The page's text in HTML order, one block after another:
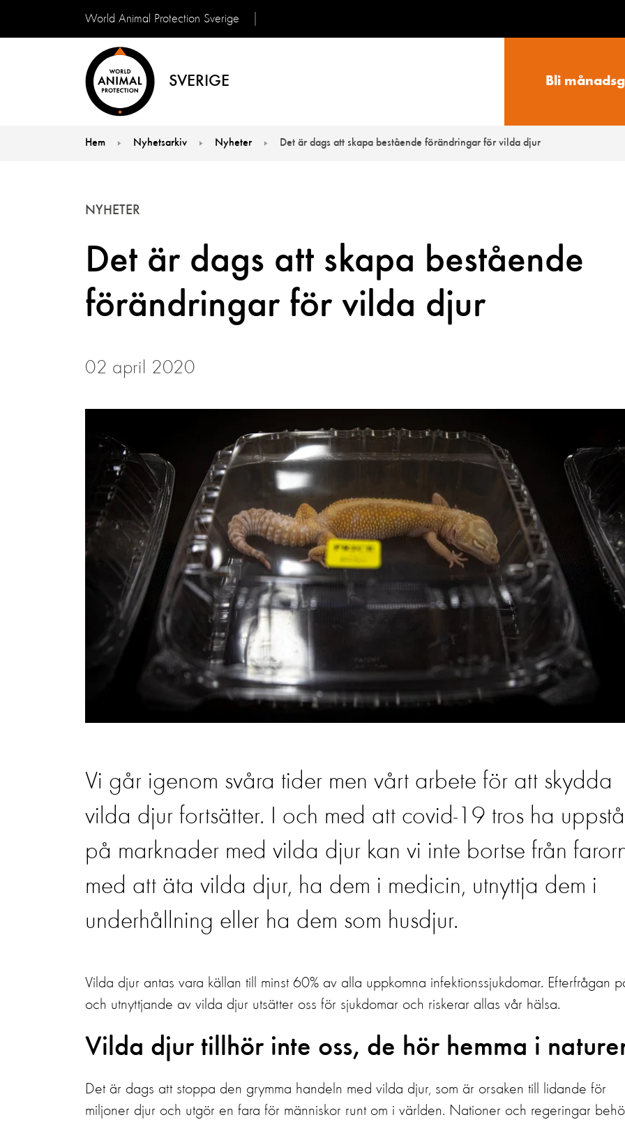
World Animal Protection Sverige
SVERIGE Bli
Hem Nyhetsarkiv Nyheter Det är dags att skapa bestående förändringar för vilda djur
Det är dags att skapa bestående
förändringar för vilda djur
NYHETER
02 april 2020
Vi går igenom svåra tider men vårt arbete för att skydda
vilda djur fortsätter. I och med att covid-19 tros ha
på marknader med vilda djur kan vi inte bortse från
med att äta vilda djur, ha dem i medicin, utnyttja dem i
underhållning eller ha dem som husdjur.
Vilda djur antas vara källan till minst 60% av alla uppkomna infektionssjukdomar. Efterfrågan
och utnyttjande av vilda djur utsätter oss för sjukdomar och riskerar allas vår hälsa.
Vilda djur tillhör inte oss, de hör hemma i
Det är dags att stoppa den grymma handeln med vilda djur, som är orsaken till lidande för
miljoner djur och utgör en fara för människor runt om i världen. Nationer och regeringar